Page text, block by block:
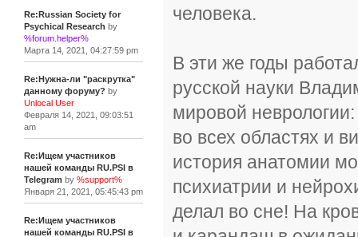
Re:Russian Society for
Psychical Research by
%forum.helper%
Марта 14, 2021, 04:27:59 pm
Re:Нужна-ли "раскрутка"
данному форуму? by
Unlocal User
Февраля 14, 2021, 09:03:51
am
Re:Ищем участников
нашей команды RU.PSI в
Telegram by %support%
Января 21, 2021, 05:45:43 pm
Re:Ищем участников
нашей команды RU.PSI в
человека.
В эти же годы
русской науки
мировой
во всех областях и
история анатомии
психиатрии и
делал во сне! На